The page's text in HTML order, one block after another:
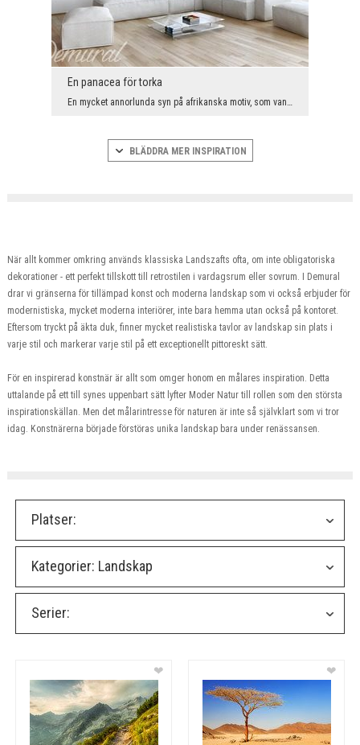
En panacea för torka
En mycket annorlunda syn på afrikanska motiv, som vanligtvis dominerar varma, exotiska interiörer...
BLÄDDRA MER INSPIRATION
När allt kommer omkring används klassiska Landszafts ofta, om inte obligatoriska
dekorationer - ett perfekt tillskott till retrostilen i vardagsrum eller sovrum. I Demural
drar vi gränserna för tillämpad konst och moderna landskap som vi också erbjuder för
modernistiska, mycket moderna interiörer, inte bara hemma utan också på kontoret.
Eftersom tryckt på äkta duk, finner mycket realistiska tavlor av landskap sin plats i
varje stil och markerar varje stil på ett exceptionellt pittoreskt sätt.
För en inspirerad konstnär är allt som omger honom en målares inspiration. Detta
uttalande på ett till synes uppenbart sätt lyfter Moder Natur till rollen som den största
inspirationskällan. Men det målarintresse för naturen är inte så självklart som vi tror
idag. Konstnärerna började förstöras unika landskap bara under renässansen.
Platser:
Kategorier: Landskap
Serier:
❤ ❤